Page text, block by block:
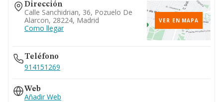
Dirección
Calle Sanchidrian, 36, Pozuelo De
Alarcon, 28224, Madrid
Como llegar
VER EN MAPA
Teléfono
914151269
Web
Añadir Web